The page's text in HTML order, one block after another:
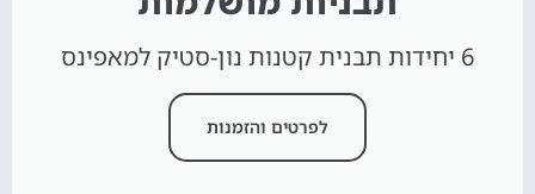
6 יחידות תבנית קטנות נון-סטיק למאפינס
לפרטים והזמנות